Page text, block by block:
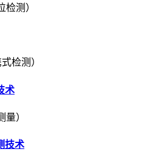
检测）
检测）
术
量）
技术